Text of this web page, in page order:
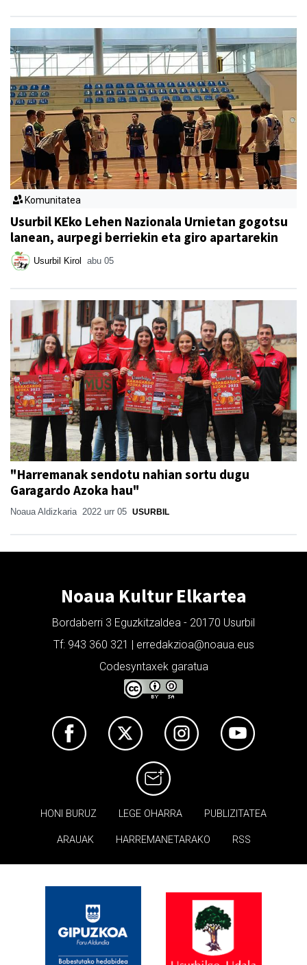
Komunitatea
Usurbil KEko Lehen Nazionala Urnietan gogotsu
lanean, aurpegi berriekin eta giro apartarekin
Usurbil Kirol abu 05
"Harremanak sendotu nahian sortu dugu
Garagardo Azoka hau"
Noaua Aldizkaria 2022 urr 05 USURBIL
Noaua Kultur Elkartea
Bordaberri 3 Eguzkitzaldea - 20170 Usurbil
Tf: 943 360 321 | erredakzioa@noaua.eus
Codesyntaxek garatua
HONI BURUZ LEGE OHARRA PUBLIZITATEA
ARAUAK HARREMANETARAKO RSS